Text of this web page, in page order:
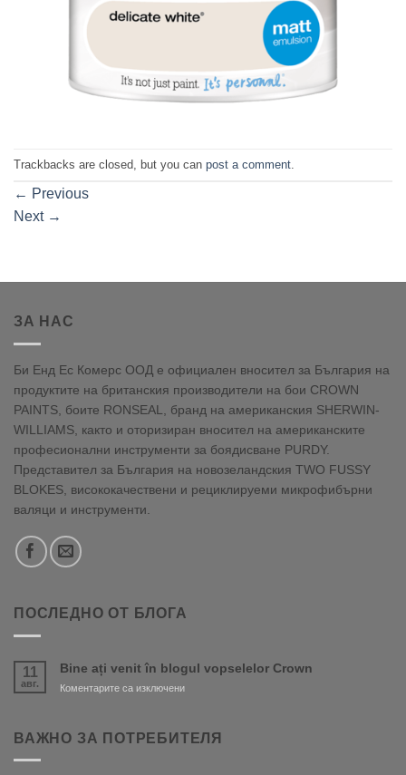
Trackbacks are closed, but you can post a comment
← Previous
Next →
ЗА НАС
Би Енд Ес Комерс ООД е официален вносител за България на
продуктите на британския производители на бои CROWN
PAINTS, боите RONSEAL, бранд на американския SHERWIN-
WILLIAMS, както и оторизиран вносител на американските
професионални инструменти за боядисване PURDY.
Представител за България на новозеландския TWO FUSSY
BLOKES, висококачествени и рециклируеми микрофибърни
валяци и инструменти.
ПОСЛЕДНО ОТ БЛОГА
11
авг.
Bine ați venit în blogul vopselelor Crown
Коментарите са изключениза
venit
ВАЖНО ЗА ПОТРЕБИТЕЛЯ